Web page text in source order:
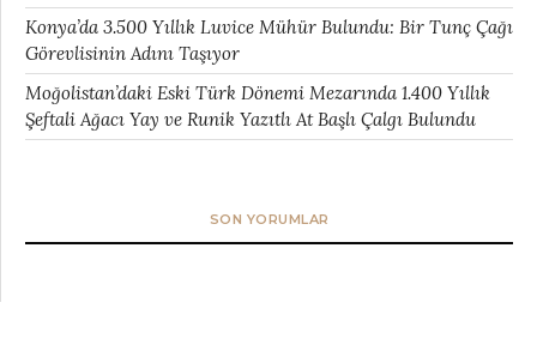
Konya’da 3.500 Yıllık Luvice Mühür Bulundu: Bir Tunç Çağı
Görevlisinin Adını Taşıyor
Moğolistan’daki Eski Türk Dönemi Mezarında 1.400 Yıllık
Şeftali Ağacı Yay ve Runik Yazıtlı At Başlı Çalgı Bulundu
SON YORUMLAR